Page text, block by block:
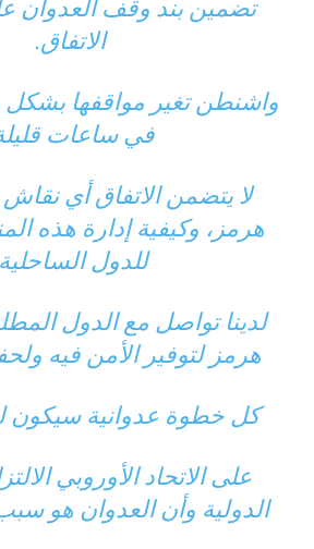
تضمين بند وقف العدوان
الاتفاق.
واشنطن تغير مواقفها بشكل
في ساعات
لا يتضمن الاتفاق أي
هرمز، وكيفية إدارة هذه
للدول
لدينا تواصل مع الدول
هرمز لتوفير الأمن فيه
كل خطوة عدوانية سيكون
على الاتحاد الأوروبي
الدولية وأن العدوان هو